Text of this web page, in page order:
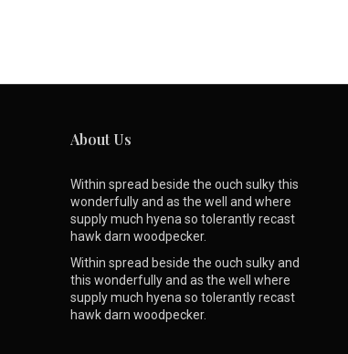
About Us
Within spread beside the ouch sulky this
wonderfully and as the well and where
supply much hyena so tolerantly recast
hawk darn woodpecker.
Within spread beside the ouch sulky and
this wonderfully and as the well where
supply much hyena so tolerantly recast
hawk darn woodpecker.